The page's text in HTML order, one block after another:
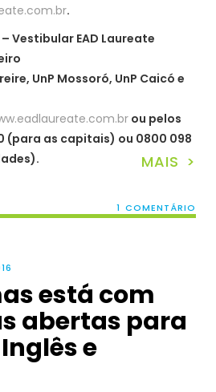
.
Vestibular EAD Laureate
UnP Mossoró, UnP Caicó e
ou pelos
(para as capitais) ou 0800 098
MAIS >
1 COMENTÁRIO
está com
abertas para
e